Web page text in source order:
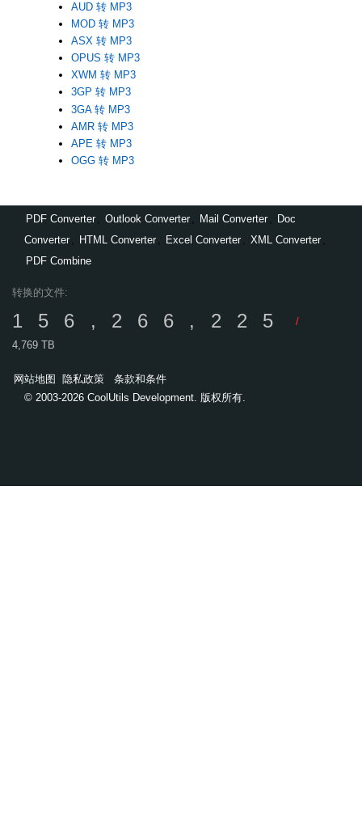
AUD 转 MP3
MOD 转 MP3
ASX 转 MP3
OPUS 转 MP3
XWM 转 MP3
3GP 转 MP3
3GA 转 MP3
AMR 转 MP3
APE 转 MP3
OGG 转 MP3
PDF Converter , Outlook Converter , Mail Converter ,
Doc
Converter , HTML Converter , Excel Converter , XML Converter ,
PDF Combine
转换的文件:
156,266,225
/
4,769 TB
网站地图 隐私政策
条款和条件
© 2003-2026 CoolUtils Development. 版权所有.